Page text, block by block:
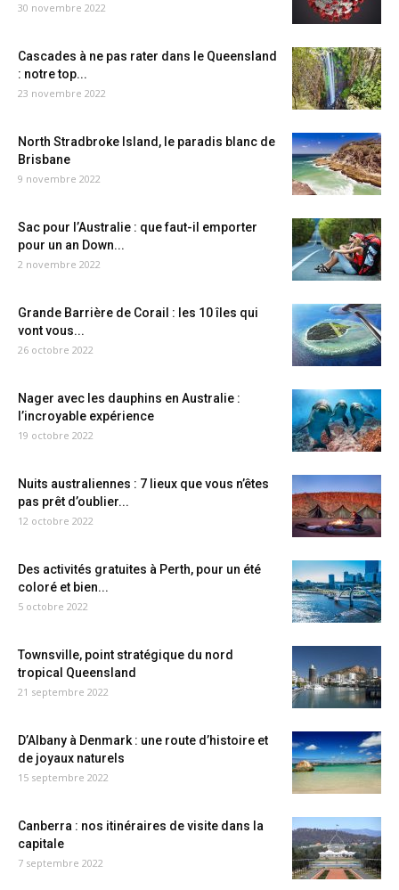
30 novembre 2022
Cascades à ne pas rater dans le Queensland
: notre top...
23 novembre 2022
North Stradbroke Island, le paradis blanc de
Brisbane
9 novembre 2022
Sac pour l’Australie : que faut-il emporter
pour un an Down...
2 novembre 2022
Grande Barrière de Corail : les 10 îles qui
vont vous...
26 octobre 2022
Nager avec les dauphins en Australie :
l’incroyable expérience
19 octobre 2022
Nuits australiennes : 7 lieux que vous n’êtes
pas prêt d’oublier...
12 octobre 2022
Des activités gratuites à Perth, pour un été
coloré et bien...
5 octobre 2022
Townsville, point stratégique du nord
tropical Queensland
21 septembre 2022
D’Albany à Denmark : une route d’histoire et
de joyaux naturels
15 septembre 2022
Canberra : nos itinéraires de visite dans la
capitale
7 septembre 2022